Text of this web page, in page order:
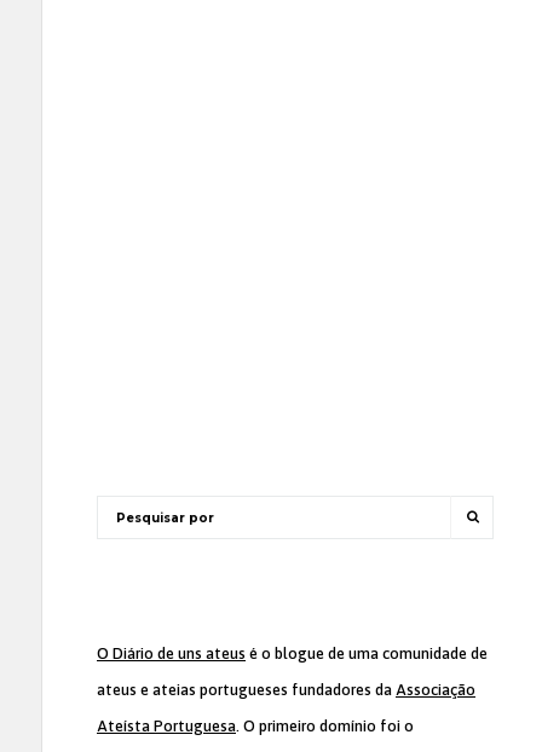
O Diário de uns ateus é o blogue de uma comunidade de
ateus e ateias portugueses fundadores da Associação
Ateísta Portuguesa. O primeiro domínio foi o